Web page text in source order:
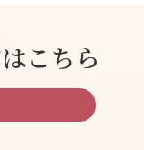
こちら